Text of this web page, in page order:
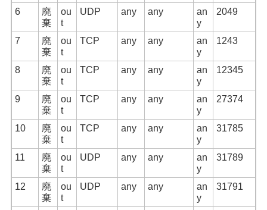
6
廃
棄
ou
t
UDP any any
an
y
2049
7
廃
棄
ou
t
TCP any any
an
y
1243
8
廃
棄
ou
t
TCP any any
an
y
12345
9
廃
棄
ou
t
TCP any any
an
y
27374
10
廃
棄
ou
t
TCP any any
an
y
31785
11
廃
棄
ou
t
UDP any any
an
y
31789
12
廃
棄
ou
t
UDP any any
an
y
31791